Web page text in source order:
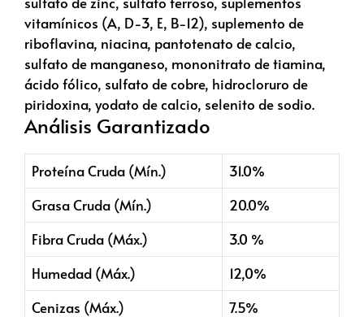
vitamínicos (A, D-3, E, B-12), suplemento de
riboflavina, niacina, pantotenato de calcio,
sulfato de manganeso, mononitrato de tiamina,
ácido fólico, sulfato de cobre, hidrocloruro de
piridoxina, yodato de calcio, selenito de sodio.
Análisis Garantizado
Proteína Cruda (Mín.)
31.0%
Grasa Cruda (Mín.)
20.0%
Fibra Cruda (Máx.)
3.0 %
Humedad (Máx.)
12,0%
Cenizas (Máx.)
7.5%